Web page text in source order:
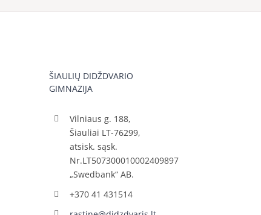
ŠIAULIŲ DIDŽDVARIO
GIMNAZIJA
Vilniaus g. 188,
Šiauliai LT-76299,
atsisk. sąsk.
Nr.LT507300010002409897
„Swedbank“ AB.
+370 41 431514